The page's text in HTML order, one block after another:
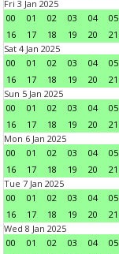
Fri 3 Jan 2025
00
01 02 03 04 05
16
17 18 19 20 21
Sat 4 Jan 2025
00
01 02 03 04 05
16
17 18 19 20 21
Sun 5 Jan 2025
00
01 02 03 04 05
16
17 18 19 20 21
Mon 6 Jan 2025
00
01 02 03 04 05
16
17 18 19 20 21
Tue 7 Jan 2025
00
01 02 03 04 05
16
17 18 19 20 21
Wed 8 Jan 2025
00
01 02 03 04 05